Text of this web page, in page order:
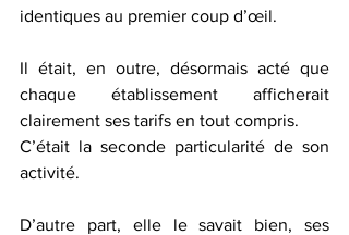
identiques au premier coup d’œil.
Il était, en outre, désormais acté que
chaque établissement afficherait
clairement ses tarifs en tout compris.
C’était la seconde particularité de son
activité.
D’autre part, elle le savait bien, ses